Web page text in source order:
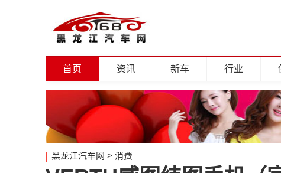
首页 资讯 新车 行业
黑龙江汽车网 > 消费